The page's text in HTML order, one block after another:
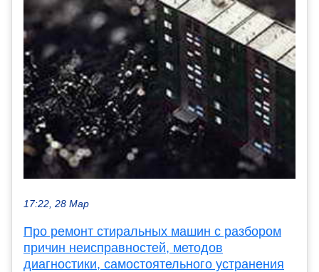
17:22, 28 Мар
Про ремонт стиральных машин с разбором
причин неисправностей, методов
диагностики, самостоятельного устранения